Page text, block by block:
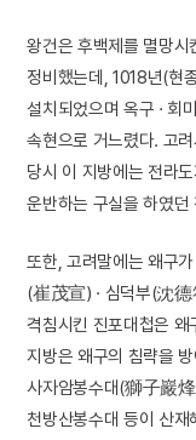
왕건은 후백제를 멸망
정비했는데, 1018년(현
설치되었으며 옥구 · 회
속현으로 거느렸다. 고
당시 이 지방에는 전라
운반하는 구실을 하였
또한, 고려말에는 왜구
(崔茂宣) · 심덕부(沈
격침시킨 진포대첩은 왜
지방은 왜구의 침략을
사자암봉수대(獅子巖
천방산봉수대 등이 산재